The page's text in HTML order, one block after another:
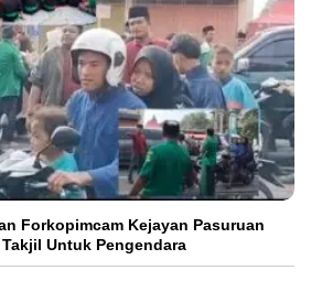
Forkopimcam Kejayan Pasuruan
Untuk Pengendara